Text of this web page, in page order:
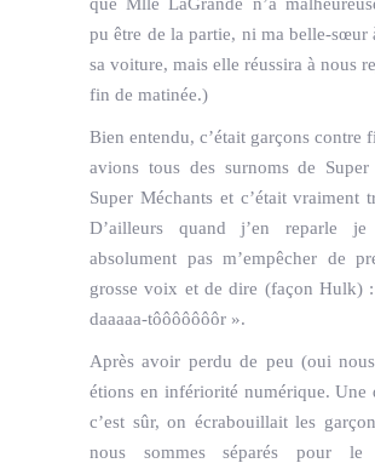
pu être de la partie, ni ma belle-sœur
sa voiture, mais elle réussira à nous
fin de matinée.)
Bien entendu, c’était garçons contre
avions tous des surnoms de
Super Méchants et c’était vraiment
D’ailleurs quand j’en reparle
absolument pas m’empêcher de
grosse voix et de dire (façon Hulk) :
daaaaa-tôôôôôôôr ».
Après avoir perdu de peu (oui
étions en infériorité numérique. Une
c’est sûr, on écrabouillait les
nous sommes séparés pour le